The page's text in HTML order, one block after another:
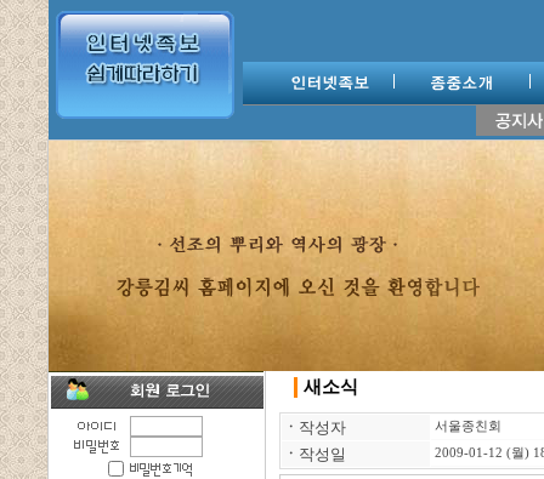
새소식
ㆍ 작성자 서울종친회
ㆍ 작성일 2009-01-12 (월)